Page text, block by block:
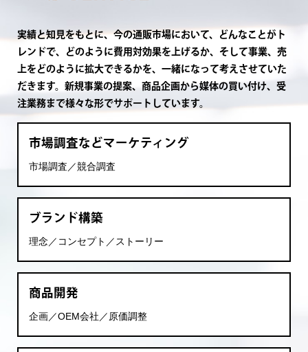
実績と知見をもとに、今の通販市場において、どんなことがト
レンドで、どのように費用対効果を上げるか、 そして事業、売
上をどのように拡大できるかを、一緒になって考えさせていた
だきます。 新規事業の提案、商品企画から媒体の買い付け、受
注業務まで様々な形でサポートしています。
市場調査などマーケティング
市場調査／競合調査
ブランド構築
理念／コンセプト／ストーリー
商品開発
企画／OEM会社／原価調整